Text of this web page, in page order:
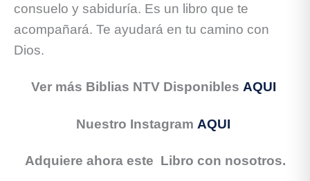
consuelo y sabiduría. Es un libro que te
acompañará. Te ayudará en tu camino con
Dios.
Ver más Biblias NTV Disponibles AQUI
Nuestro Instagram AQUI
Adquiere ahora este Libro con nosotros.